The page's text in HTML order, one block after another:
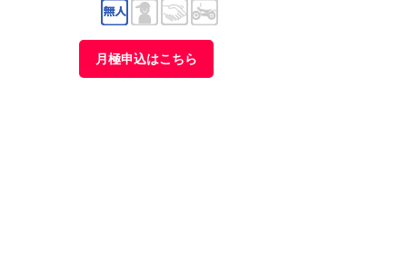
月極申込はこちら